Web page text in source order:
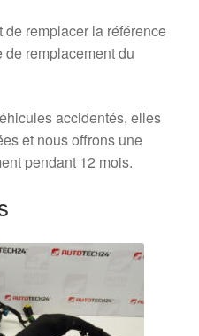
remplacer la référence
remplacement du
accidentés, elles
et nous offrons une
pendant 12 mois.